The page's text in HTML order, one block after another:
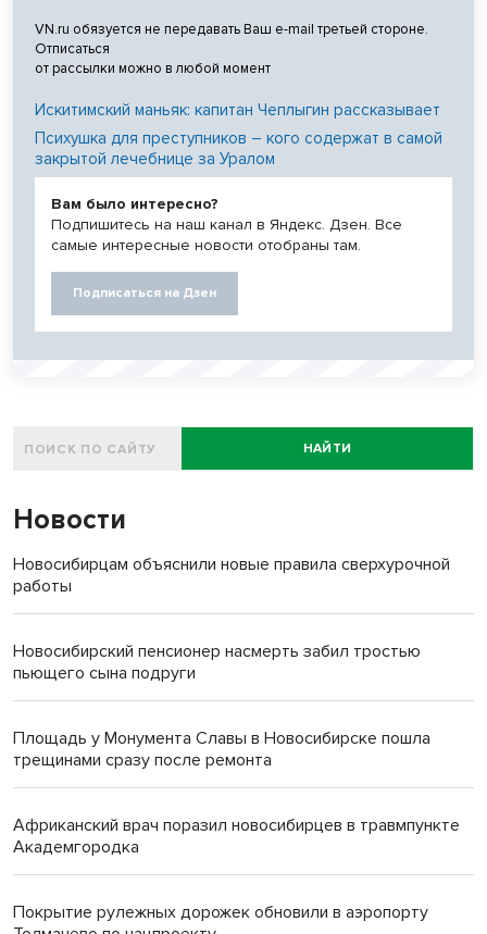
VN.ru обязуется не передавать Ваш e-mail третьей стороне.
Отписаться
от рассылки можно в любой момент
Искитимский маньяк: капитан Чеплыгин рассказывает
Психушка для преступников – кого содержат в самой
закрытой лечебнице за Уралом
Вам было интересно?
Подпишитесь на наш канал в Яндекс. Дзен. Все
самые интересные новости отобраны там.
Подписаться на Дзен
НАЙТИ
Новости
Новосибирцам объяснили новые правила сверхурочной
работы
Новосибирский пенсионер насмерть забил тростью
пьющего сына подруги
Площадь у Монумента Славы в Новосибирске пошла
трещинами сразу после ремонта
Африканский врач поразил новосибирцев в травмпункте
Академгородка
Покрытие рулежных дорожек обновили в аэропорту